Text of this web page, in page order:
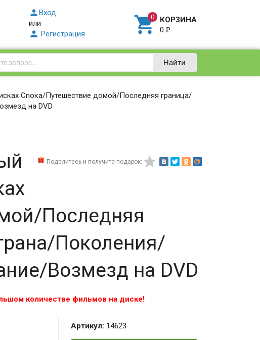
Вход
или
 Регистрация  КОРЗИНА
0₽
Найти
Спока/Путешествие домой/Последняя граница/
на DVD
Поделитесь и получите подарок: 
Последняя
Поколения/
Возмезд на DVD
количестве фильмов на диске!
Артикул: 14623